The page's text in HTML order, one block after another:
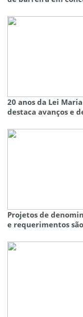
20 anos da Lei
destaca avanços e
Projetos de
e requerimentos